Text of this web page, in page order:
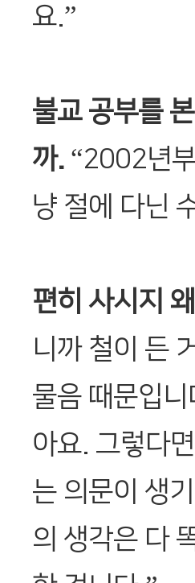
요.”
불교 공부를
까. “2002년
냥 절에 다닌
편히 사시지
니까 철이 든
물음 때문입
아요. 그렇다
는 의문이 생
의 생각은 다